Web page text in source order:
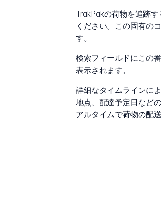
TrakPakの荷物を追跡
ください。この固有の
す。
検索フィールドにこの
表示されます。
詳細なタイムラインに
地点、配達予定日など
アルタイムで荷物の配